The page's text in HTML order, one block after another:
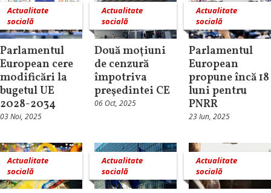
Actualitate
socială
Parlamentul
European cere
modificări la
bugetul UE
2028-2034
03 Noi, 2025
Actualitate
socială
Două moţiuni
de cenzură
împotriva
preşedintei CE
06 Oct, 2025
Actualitate
socială
Parlamentul
European
propune încă 18
luni pentru
PNRR
23 Iun, 2025
Actualitate
socială
Actualitate
socială
Actualitate
socială